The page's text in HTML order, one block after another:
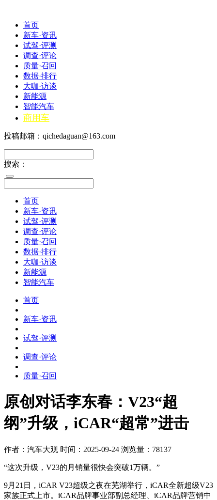
首页
新车·资讯
试驾·评测
调查·评论
质量·召回
数据·排行
大咖·访谈
新能源
智能汽车
商用车
投稿邮箱：qichedaguan@163.com
搜索：
首页
新车·资讯
试驾·评测
调查·评论
质量·召回
数据·排行
大咖·访谈
新能源
智能汽车
首页
新车·资讯
试驾·评测
调查·评论
质量·召回
原创对话李东春：V23“超
纲”升级，iCAR“超常”进击
作者：汽车大观 时间：2025-09-24 浏览量：78137
“这次升级，V23的月销量很快会突破1万辆。”
9月21日，iCAR V23超级之夜在芜湖举行，iCAR全新超级V23
家族正式上市。iCAR品牌事业部副总经理、iCAR品牌营销中